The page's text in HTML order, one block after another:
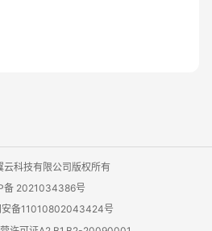
科技有限公司版权所有
备 2021034386号
安备11010802043424号